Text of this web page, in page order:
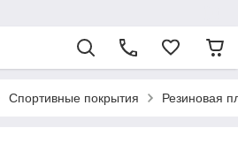
Спортивные покрытия Резиновая